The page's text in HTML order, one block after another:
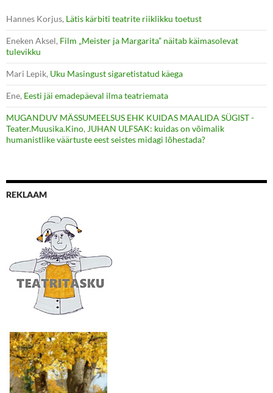
Hannes Korjus, Lätis kärbiti teatrite riiklikku toetust
Eneken Aksel, Film „Meister ja Margarita” näitab käimasolevat
tulevikku
Mari Lepik, Uku Masingust sigaretistatud käega
Ene, Eesti jäi emadepäeval ilma teatriemata
MUGANDUV MÄSSUMEELSUS EHK KUIDAS MAALIDA SÜGIST -
Teater.Muusika.Kino, JUHAN ULFSAK: kuidas on võimalik
humanistlike väärtuste eest seistes midagi lõhestada?
REKLAAM